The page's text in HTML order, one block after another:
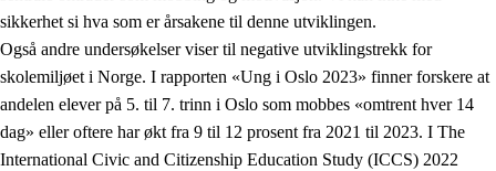
sikkerhet si hva som er årsakene til denne utviklingen.
Også andre undersøkelser viser til negative utviklingstrekk for
skolemiljøet i Norge. I rapporten «Ung i Oslo 2023» finner forskere at
andelen elever på 5. til 7. trinn i Oslo som mobbes «omtrent hver 14
dag» eller oftere har økt fra 9 til 12 prosent fra 2021 til 2023. I The
International Civic and Citizenship Education Study (ICCS) 2022